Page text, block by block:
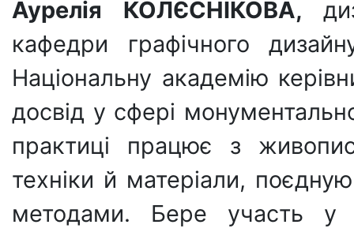
Аурелія КОЛЄСНІКОВА,
кафедри графічного
Національну академію
досвід у сфері
практиці працює з
техніки й матеріали,
методами. Бере участь у